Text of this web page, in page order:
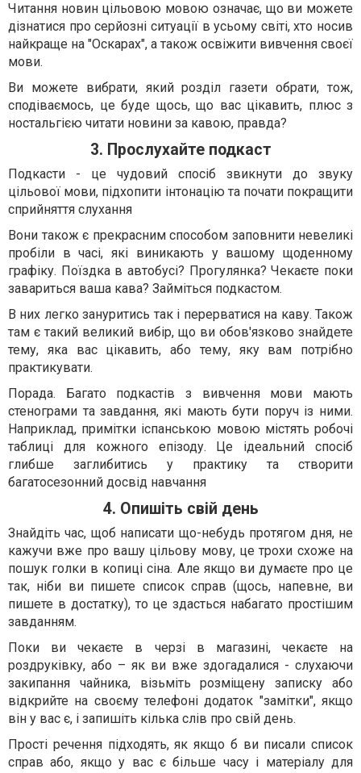
Читання новин цільовою мовою означає, що ви можете
дізнатися про серйозні ситуації в усьому світі, хто носив
найкраще на "Оскарах", а також освіжити вивчення своєї
мови.
Ви можете вибрати, який розділ газети обрати, тож,
сподіваємось, це буде щось, що вас цікавить, плюс з
ностальгією читати новини за кавою, правда?
3. Прослухайте подкаст
Подкасти - це чудовий спосіб звикнути до звуку
цільової мови, підхопити інтонацію та почати покращити
сприйняття слухання
Вони також є прекрасним способом заповнити невеликі
пробіли в часі, які виникають у вашому щоденному
графіку. Поїздка в автобусі? Прогулянка? Чекаєте поки
завариться ваша кава? Займіться подкастом.
В них легко зануритись так і перерватися на каву. Також
там є такий великий вибір, що ви обов'язково знайдете
тему, яка вас цікавить, або тему, яку вам потрібно
практикувати.
Порада. Багато подкастів з вивчення мови мають
стенограми та завдання, які мають бути поруч із ними.
Наприклад, примітки іспанською мовою містять робочі
таблиці для кожного епізоду. Це ідеальний спосіб
глибше заглибитись у практику та створити
багатосезонний досвід навчання
4. Опишіть свій день
Знайдіть час, щоб написати що-небудь протягом дня, не
кажучи вже про вашу цільову мову, це трохи схоже на
пошук голки в копиці сіна. Але якщо ви думаєте про це
так, ніби ви пишете список справ (щось, напевне, ви
пишете в достатку), то це здасться набагато простішим
завданням.
Поки ви чекаєте в черзі в магазині, чекаєте на
роздруківку, або – як ви вже здогадалися - слухаючи
закипання чайника, візьміть розміщену записку або
відкрийте на своєму телефоні додаток "замітки", якщо
він у вас є, і запишіть кілька слів про свій день.
Прості речення підходять, як якщо б ви писали список
справ або, якщо у вас є більше часу і матеріалу для